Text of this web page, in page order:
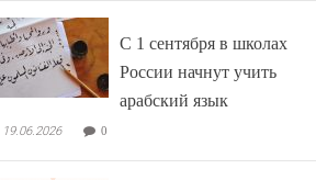
С 1 сентября в школах
России начнут учить
арабский язык
19.06.2026 0